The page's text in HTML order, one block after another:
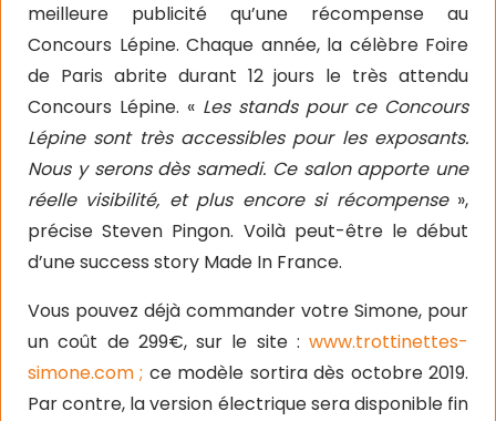
meilleure publicité qu’une récompense au
Concours Lépine. Chaque année, la célèbre Foire
de Paris abrite durant 12 jours le très attendu
Concours Lépine. « Les stands pour ce Concours
Lépine sont très accessibles pour les exposants.
Nous y serons dès samedi. Ce salon apporte une
réelle visibilité, et plus encore si récompense»,
précise Steven Pingon. Voilà peut-être le début
d’une success story Made In France.
Vous pouvez déjà commander votre Simone, pour
un coût de 299€, sur le site : www.trottinettes-
simone.com ; ce modèle sortira dès octobre 2019.
Par contre, la version électrique sera disponible fin